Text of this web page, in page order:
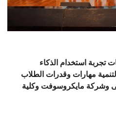
استخدام الذكاء
مهارات وقدرات الطلاب
وشركة مايكروسوفت وكلية